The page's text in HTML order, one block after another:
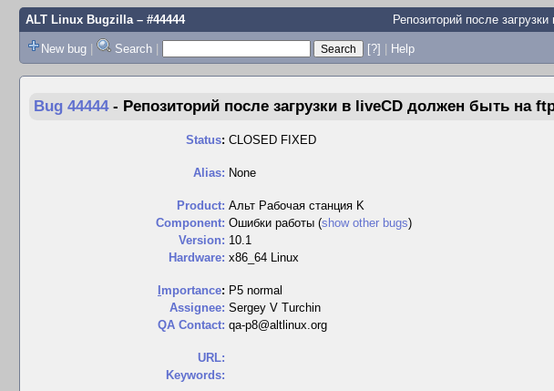
ALT Linux Bugzilla– #44444 Репозиторий после
New bug | Search | [?] | Help
Bug 44444 - Репозиторий после загрузки в liveCD должен быть на
Status: CLOSED FIXED
Alias: None
Product: Альт Рабочая станция K
Component: Ошибки работы (show other bugs)
Version: 10.1
Hardware: x86_64 Linux
mportance: P5 normal
Assignee: Sergey V Turchin
QA Contact: qa-p8@altlinux.org
URL:
Keywords: